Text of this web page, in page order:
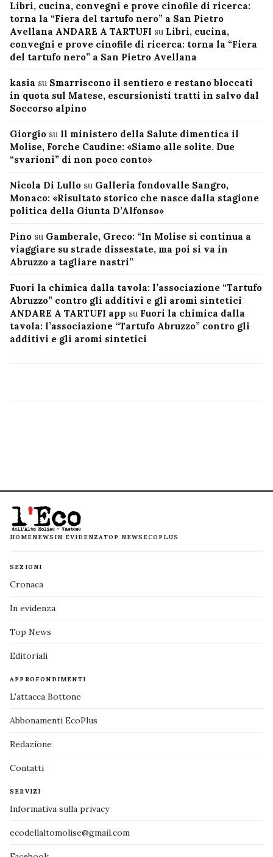
Libri, cucina, convegni e prove cinofile di ricerca:
torna la “Fiera del tartufo nero” a San Pietro
Avellana ANDARE A TARTUFI su Libri, cucina,
convegni e prove cinofile di ricerca: torna la “Fiera
del tartufo nero” a San Pietro Avellana
kasia su Smarriscono il sentiero e restano bloccati
in quota sul Matese, escursionisti tratti in salvo dal
Soccorso alpino
Giorgio su Il ministero della Salute dimentica il
Molise, Forche Caudine: «Siamo alle solite. Due
“svarioni” di non poco conto»
Nicola Di Lullo su Galleria fondovalle Sangro,
Monaco: «Risultato storico che nasce dalla stagione
politica della Giunta D’Alfonso»
Pino su Gamberale, Greco: “In Molise si continua a
viaggiare su strade dissestate, ma poi si va in
Abruzzo a tagliare nastri”
Fuori la chimica dalla tavola: l’associazione “Tartufo
Abruzzo” contro gli additivi e gli aromi sintetici
ANDARE A TARTUFI app su Fuori la chimica dalla
tavola: l’associazione “Tartufo Abruzzo” contro gli
additivi e gli aromi sintetici
HOMENEWS IN EVIDENZATOP NEWS ECOPLUS
SEZIONI
Cronaca
In evidenza
Top News
Editoriali
APPROFONDIMENTI
L'attacca Bottone
Abbonamenti EcoPlus
Redazione
Contatti
SERVIZI
Informativa sulla privacy
ecodellaltomolise@gmail.com